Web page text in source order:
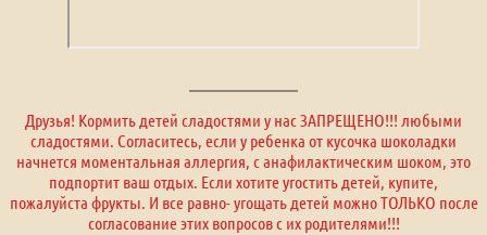
Друзья! Кормить детей сладостями у нас ЗАПРЕЩЕНО!!! любыми
сладостями. Согласитесь, если у ребенка от кусочка шоколадки
начнется моментальная аллергия, с анафилактическим шоком, это
подпортит ваш отдых. Если хотите угостить детей, купите,
пожалуйста фрукты. И все равно- угощать детей можно ТОЛЬКО после
согласование этих вопросов с их родителями!!!